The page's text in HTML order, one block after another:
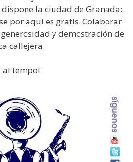
dispone la ciudad de Granada:
por aquí es gratis. Colaborar
y demostración de
callejera.
al tempo!